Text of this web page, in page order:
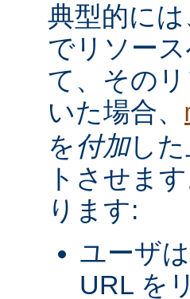
典型的に
でリソー
て、その
いた場合、
を付加し
トさせま
ります:
ユーザ
URL を